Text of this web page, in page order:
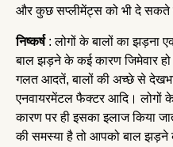
और कुछ सप्लीमेंट्स को भी दे सकते
निष्कर्ष : लोगों के बालों का झड़ना
बाल झड़ने के कई कारण जिमेवार
गलत आदतें, बालों की अच्छे से
एनवायरमेंटल फैक्टर आदि। लोगों
कारण पर ही इसका इलाज किया
की समस्या है तो आपको बाल